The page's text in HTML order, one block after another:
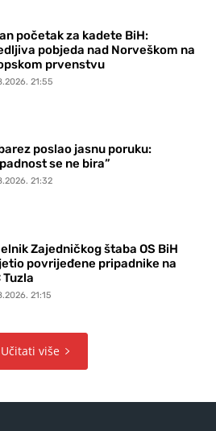
početak za kadete BiH:
pobjeda nad Norveškom na
prvenstvu
21:55
poslao jasnu poruku:
se ne bira”
21:32
Zajedničkog štaba OS BiH
povrijeđene pripadnike na
Tuzla
21:15
Učitati više